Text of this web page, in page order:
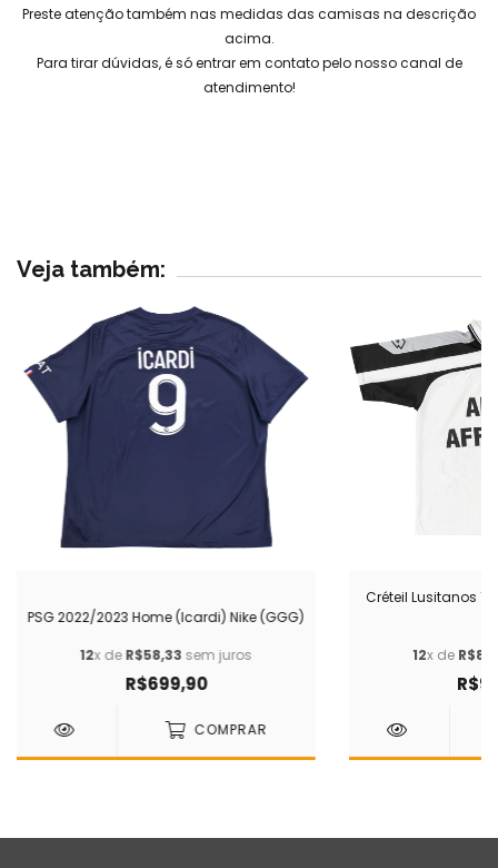
Preste atenção também nas medidas das camisas na descrição
acima.
Para tirar dúvidas, é só entrar em contato pelo nosso canal de
atendimento!
Veja também:
PSG 2022/2023 Home (Icardi) Nike (GGG)
12x deR$58,33 sem juros
R$699,90
COMPRAR
Créteil Lusitanos
12x de